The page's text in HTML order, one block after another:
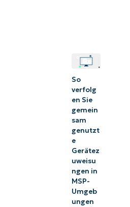
So
verfolg
en Sie
gemein
sam
genutzt
e
Gerätez
uweisu
ngen in
MSP-
Umgeb
ungen